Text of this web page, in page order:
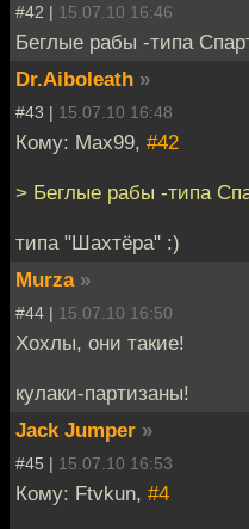
#42 | 15.07.10 16:46
Беглые рабы -типа
Dr.Aiboleath »
#43 | 15.07.10 16:48
Кому: Max99, #42
> Беглые рабы -типа
типа "Шахтёра" :)
Murza »
#44 | 15.07.10 16:50
Хохлы, они такие!
кулаки-партизаны!
Jack Jumper »
#45 | 15.07.10 16:53
Кому: Ftvkun, #4